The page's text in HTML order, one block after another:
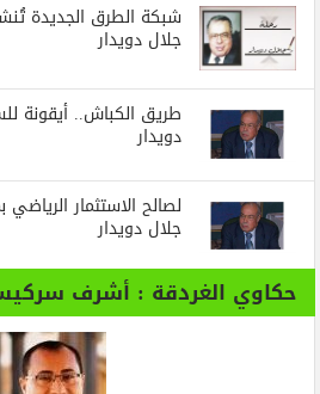
شبكة الطرق الجديدة
جلال دويدار
طريق الكباش.. أيقونة
دويدار
لصالح الاستثمار
جلال دويدار
حكاوي الغردقة : أشرف